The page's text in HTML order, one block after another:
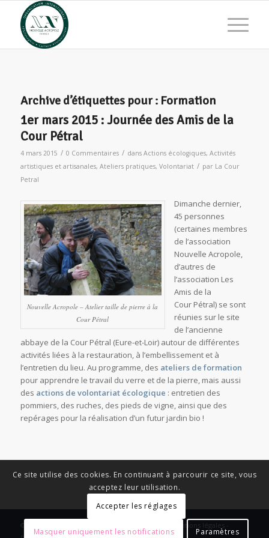
Archive d’étiquettes pour : Formation
1er mars 2015 : Journée des Amis de la
Cour Pétral
4 mars 2015 / 0 Commentaires / dans Actions écologiques, Activités
artistiques et artisanales, Ateliers pratiques, Volontariat / par La Cour
Petral
Nouvelle Acropole – Atelier taille de pierre à la
Cour Pétral
Dimanche dernier,
45 personnes
(certaines membres
de l’association
Nouvelle Acropole,
d’autres de
l’association Les
Amis de la
Cour Pétral) se sont
réunies sur le site
de l’ancienne
abbaye de la Cour Pétral (Eure-et-Loir) autour de différentes
activités liées à la restauration, à l’embellissement et à
l’entretien du lieu. Au programme, des ateliers de formation
pour apprendre le travail du verre et de la pierre, mais aussi
des actions de volontariat écologique : entretien des
pommiers, des ruches, des pieds de vigne, ainsi que des
repérages pour la réalisation d’un futur jardin bio !
© Copyright - News Nouvelle Acropole - 2023 - Mentions légales -
Ce site utilise des cookies. En continuant à parcourir ce site, vous
acceptez leur utilisation.
Accepter les réglages
Masquer uniquement les notifications Paramètres